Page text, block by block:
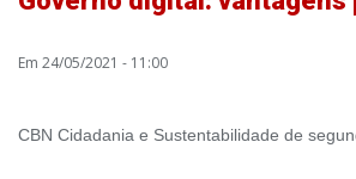
Em 24/05/2021 - 11:00
CBN Cidadania e Sustentabilidade de